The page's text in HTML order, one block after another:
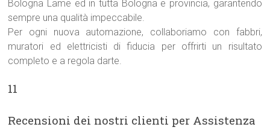
Bologna Lame ed in tutta Bologna e provincia, garantendo
sempre una qualità impeccabile.
Per ogni nuova automazione, collaboriamo con fabbri,
muratori ed elettricisti di fiducia per offrirti un risultato
completo e a regola darte.
11
Recensioni dei nostri clienti per Assistenza